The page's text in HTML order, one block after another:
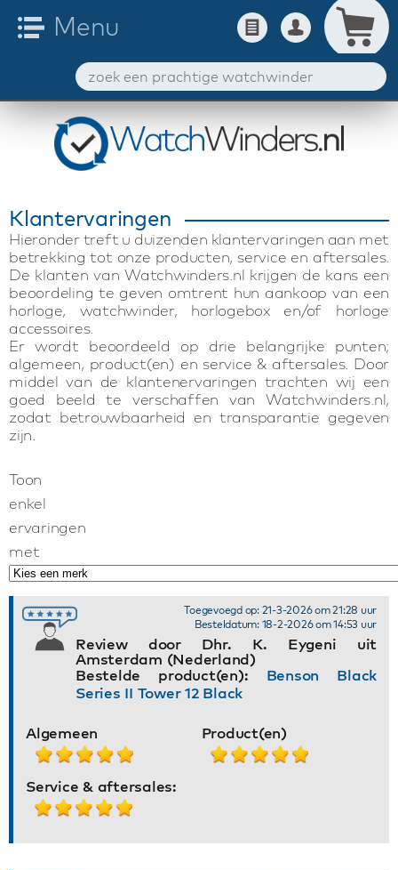
Klantervaringen
Hieronder treft u duizenden klantervaringen aan met
betrekking tot onze producten, service en aftersales.
De klanten van Watchwinders.nl krijgen de kans een
beoordeling te geven omtrent hun aankoop van een
horloge, watchwinder, horlogebox en/of horloge
accessoires.
Er wordt beoordeeld op drie belangrijke punten;
algemeen, product(en) en service & aftersales. Door
middel van de klantenervaringen trachten wij een
goed beeld te verschaffen van Watchwinders.nl,
zodat betrouwbaarheid en transparantie gegeven
zijn.
Toon
enkel
ervaringen
met
Review door Dhr. K. Eygeni uit
Amsterdam (Nederland)
Bestelde product(en): Benson Black
Series II Tower 12 Black
Toegevoegd op: 21-3-2026 om 21:28 uur
Besteldatum: 18-2-2026 om 14:53 uur
Algemeen Product(en)
Service & aftersales: